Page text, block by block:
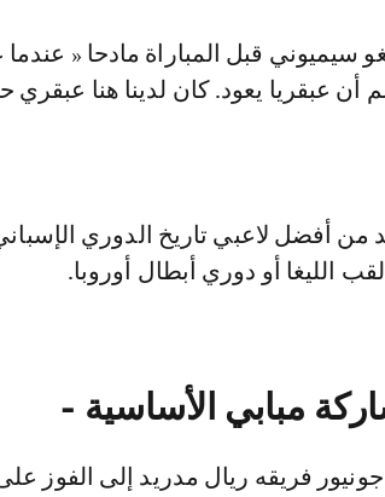
سيميوني قبل المباراة مادحا « عندما
أن عبقريا يعود. كان لدينا هنا
أفضل لاعبي تاريخ الدوري
الليغا أو دوري أبطال أوروبا.
مبابي الأساسية -
فريقه ريال مدريد إلى الفوز